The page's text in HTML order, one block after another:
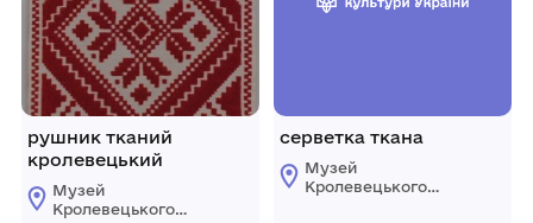
рушник тканий
кролевецький
Музей
Кролевецького
серветка ткана
Музей
Кролевецького